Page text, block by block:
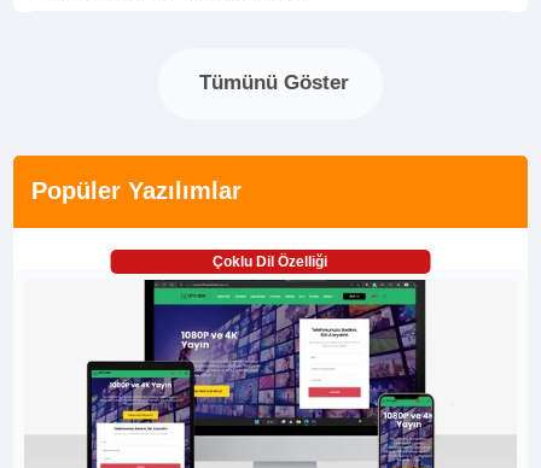
Tümünü Göster
Popüler Yazılımlar
Çoklu Dil Özelliği